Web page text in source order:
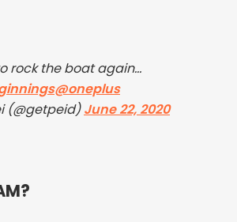
rock the boat again…
@oneplus
(@getpeid)June 22, 2020